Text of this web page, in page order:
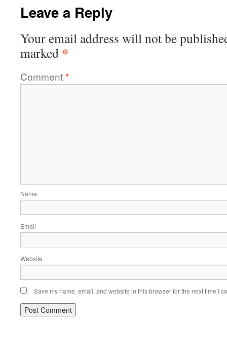
Leave a Reply
Your email address will not be
marked *
Comment*
Name
Email
Website
Save my name, email, and website in this browser for the next time I